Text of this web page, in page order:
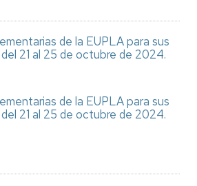
de la EUPLA para sus
21 al 25 de octubre de 2024.
de la EUPLA para sus
21 al 25 de octubre de 2024.